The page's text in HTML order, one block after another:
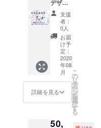
駄はお
まかせ
となり
ます。
デザイ
ンの
2020年
新作レ
ディー
ス浴衣
フル
セット
（浴
衣・作
り帯・
下駄・
着付け
セッ
支援者
支援
者：
0人
お届
け予
定：
2020
年08
月
詳細を見る
こ
の
リ
タ
ー
ン
を
選
択
す
る
50,